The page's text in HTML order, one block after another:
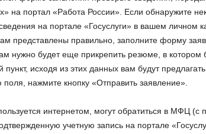
на портал «Работа России». Если обнаружите
на портале «Госуслуги» в вашем личном
представлены правильно, заполните форму
нужно будет еще прикрепить резюме, в котором
пункт, исходя из этих данных вам будут
нажмите кнопку «Отправить заявление».
интернетом, могут обратиться в МФЦ
учетную запись на портале